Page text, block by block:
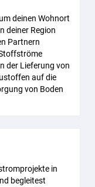
deinen Wohnort
deiner Region
Partnern
der Lieferung von
auf die
von Boden
in
begleitest